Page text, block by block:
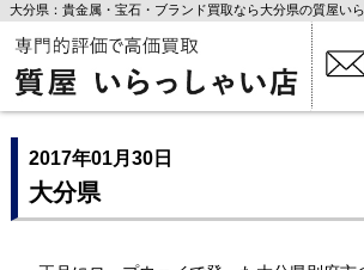
大分県：貴金属・宝石・ブランド買取なら大分県の質屋い
2017年01月30日
大分県